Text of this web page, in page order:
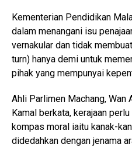
Kementerian Pendidikan
dalam menangani isu
vernakular dan tidak
turn) hanya demi untuk
pihak yang mempunyai
Ahli Parlimen Machang, Wan
Kamal berkata, kerajaan
kompas moral iaitu kanak-
didedahkan dengan jenama